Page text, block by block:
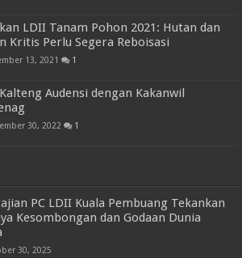
LDII Tanam Pohon 2021: Hutan dan
Kritis Perlu Segera Reboisasi
13, 2021 1
Audensi dengan Kakanwil
30, 2022 1
PC LDII Kuala Pembuang Tekankan
Kesombongan dan Godaan Dunia
30, 2025